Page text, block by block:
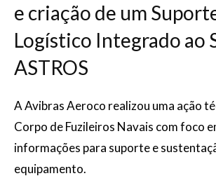
e criação de um
Logístico Integrado ao
ASTROS
A Avibras Aeroco realizou uma ação
Corpo de Fuzileiros Navais com foco
informações para suporte e
equipamento.